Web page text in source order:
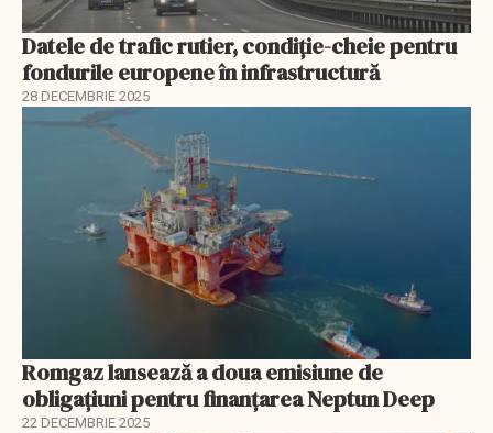
Datele de trafic rutier, condiție-cheie pentru
fondurile europene în infrastructură
28 DECEMBRIE 2025
Romgaz lansează a doua emisiune de
obligațiuni pentru finanțarea Neptun Deep
22 DECEMBRIE 2025